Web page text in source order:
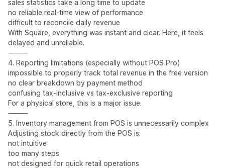
sales statistics take a long time to update
no reliable real-time view of performance
difficult to reconcile daily revenue
With Square, everything was instant and clear. Here, it feels
delayed and unreliable.
⸻
4. Reporting limitations (especially without POS Pro)
impossible to properly track total revenue in the free version
no clear breakdown by payment method
confusing tax-inclusive vs tax-exclusive reporting
For a physical store, this is a major issue.
⸻
5. Inventory management from POS is unnecessarily complex
Adjusting stock directly from the POS is:
not intuitive
too many steps
not designed for quick retail operations